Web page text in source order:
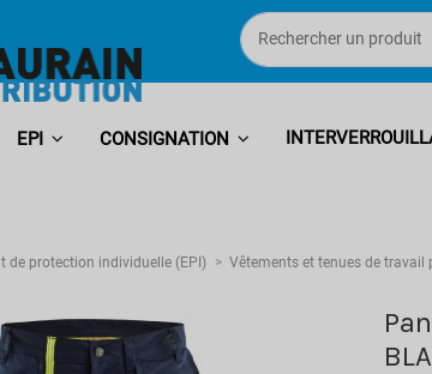
EPI CONSIGNATION
de protection individuelle (EPI) Vêtements et tenues de travail